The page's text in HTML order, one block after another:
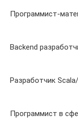
Программист-
Backend
Разработчик
Программист в